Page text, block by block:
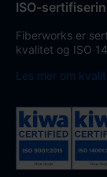
ISO-
Fiberworks er
kvalitet og ISO
Les mer om